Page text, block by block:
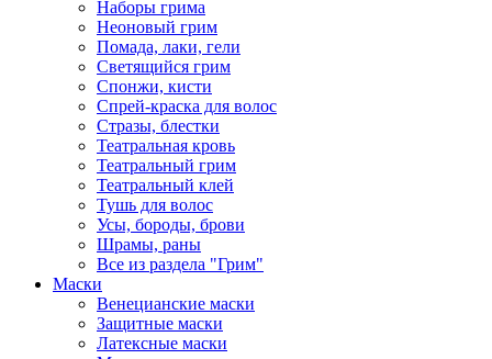
Наборы грима
Неоновый грим
Помада, лаки, гели
Светящийся грим
Спонжи, кисти
Спрей-краска для волос
Стразы, блестки
Театральная кровь
Театральный грим
Театральный клей
Тушь для волос
Усы, бороды, брови
Шрамы, раны
Все из раздела "Грим"
Маски
Венецианские маски
Защитные маски
Латексные маски